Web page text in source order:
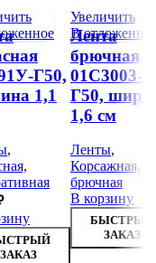
Г50,
1,1
,
ЗАКАЗ
Увеличить
В
Лента
брючная
01С3003-
Г50,
1,6 см
Ленты,
Корсажная,
брючная
В корзину
БЫСТРЫЙ
ЗАКАЗ